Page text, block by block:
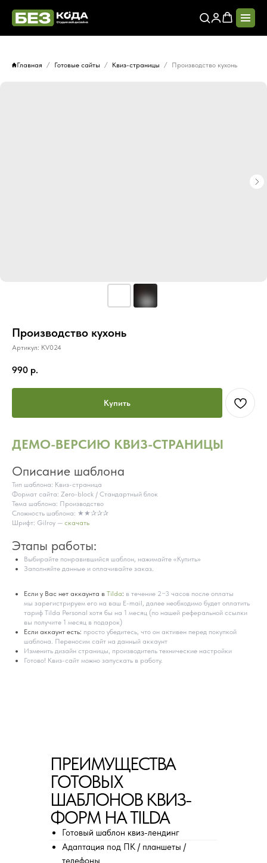
Главная Готовые сайты Квиз-страницы Производство кухонь
Производство кухонь
Артикул: KV024
990 р.
Купить
ДЕМО-ВЕРСИЮ КВИЗ-СТРАНИЦЫ
Описание шаблона
Тип шаблона: Квиз-страница
Формат сайта: Zero-block / Cтандартный блок
Тема шаблона: Производство
Сложность шаблона: ★★✰✰✰
Шрифт: Gilroy — скачать
Этапы работы:
Выбирайте понравившийся шаблон, нажимайте «Купить»
Заполняйте данные и оплачивайте заказ.
Если у Вас нет аккаунта в Tilda: в течение 2−3 часов после оплаты
мы зарегистрируем его на ваш E-mail, далее необходимо будет оплатить
тариф Tilda Personal хотя бы на 1 месяц (по нашей реферальной ссылки
вы получите 1 месяц в подарок)
Если аккаунт есть: просто убедитесь, что он активен перед покупкой
шаблона. Переносим сайт на данный аккаунт
Изменить дизайн страницы, производитель технические настройки
Готово! Квиз-сайт можно запускать в работу.
ПРЕИМУЩЕСТВА
ГОТОВЫХ
ШАБЛОНОВ КВИЗ-
ФОРМ НА TILDA
Готовый шаблон квиз-лендинг
Адаптация под ПК / планшеты /
телефоны
CМОТРИТЕ ТАКЖЕ